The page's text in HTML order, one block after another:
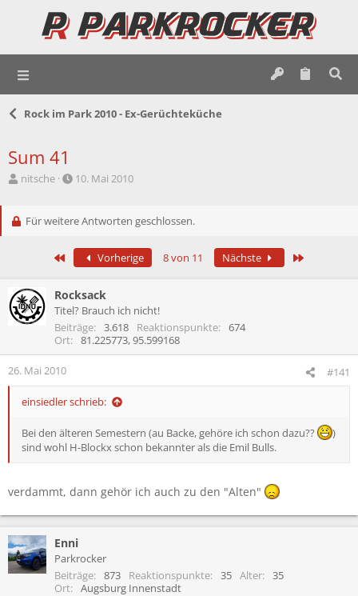
Rock im Park 2010 - Ex-Gerüchteküche
Sum 41
E
t
r
nitsche
E
t
l
l
a
m
10. Mai 2010
Für weitere Antworten geschlossen.
Erste Vorherige 8 von 11 Nächste
Rocksack
Titel? Brauch ich nicht!
Beiträge
3.618 Reaktionspunkte
674
Ort
81.225773, 95.599168
26. Mai 2010 #141
einsiedler schrieb:
Bei den älteren Semestern (au Backe, gehöre ich schon dazu??
)
sind wohl H-Blockx schon bekannter als die Emil Bulls.
verdammt, dann gehör ich auch zu den "Alten"
Enni
Parkrocker
Beiträge
873 Reaktionspunkte 35 Alter
35
Ort
Augsburg Innenstadt